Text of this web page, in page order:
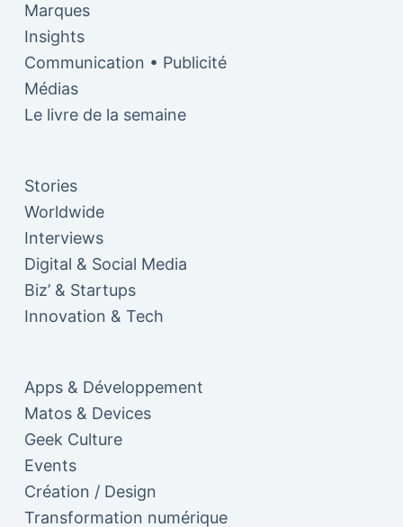
Marques
Insights
Communication • Publicité
Médias
Le livre de la semaine
Stories
Worldwide
Interviews
Digital & Social Media
Biz’ & Startups
Innovation & Tech
Apps & Développement
Matos & Devices
Geek Culture
Events
Création / Design
Transformation numérique